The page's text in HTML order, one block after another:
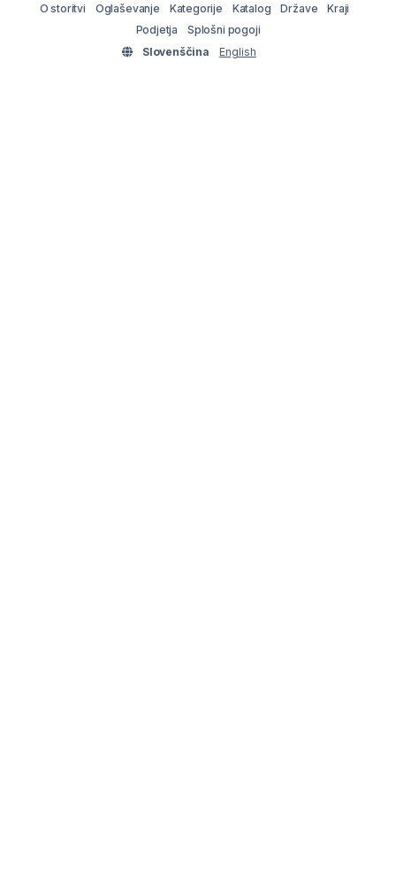
O storitvi
Oglaševanje Kategorije Katalog Države
Kraji
Podjetja
Splošni pogoji
Slovenščina
English